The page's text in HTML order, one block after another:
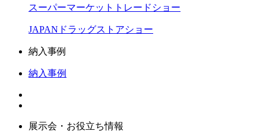
スーパーマーケットトレードショー
JAPANドラッグストアショー
納入事例
納入事例
展示会・お役立ち情報